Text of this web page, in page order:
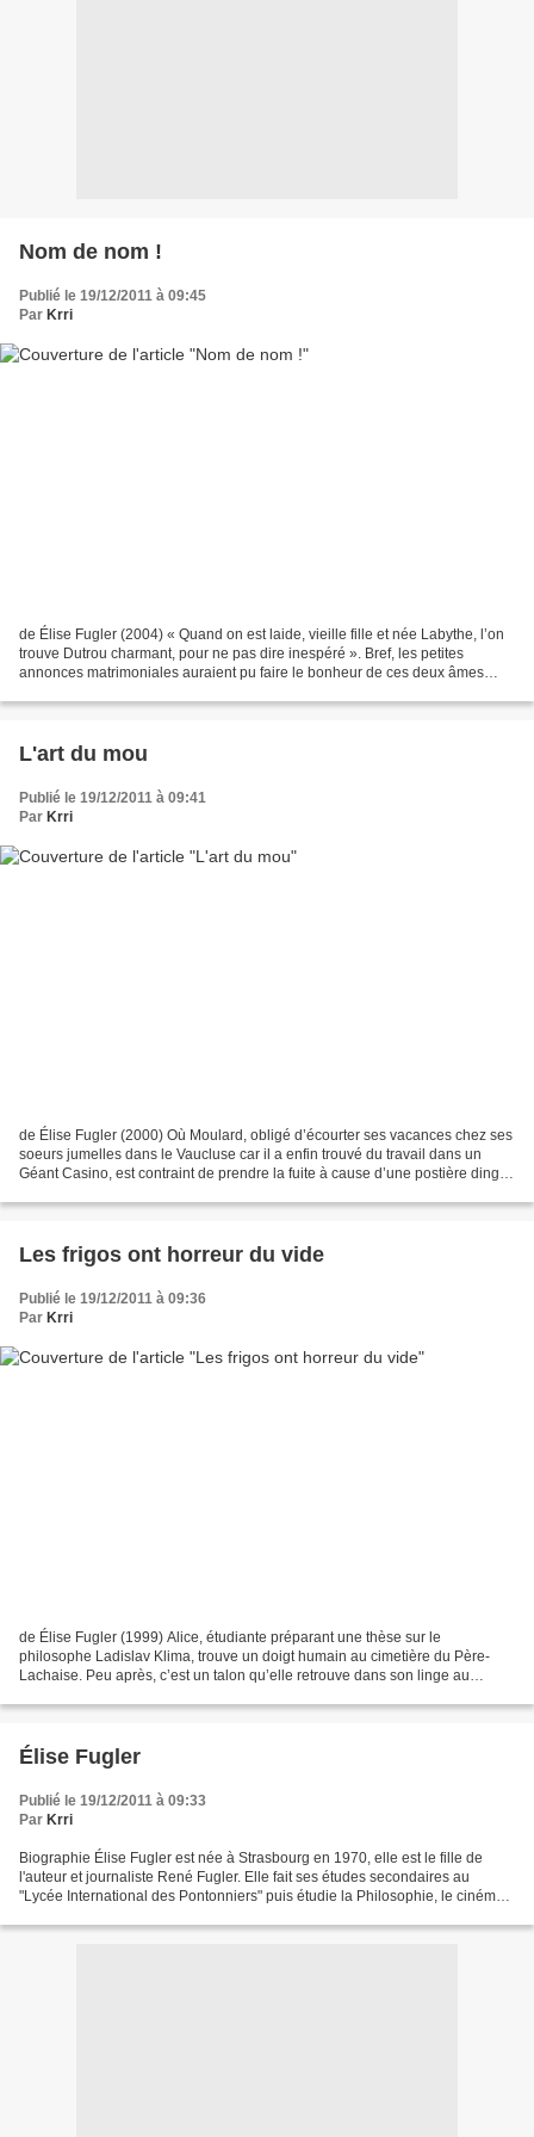
Nom de nom !
Publié le 19/12/2011 à 09:45
Par Krri
de Élise Fugler (2004) « Quand on est laide, vieille fille et née Labythe, l’on
trouve Dutrou charmant, pour ne pas dire inespéré ». Bref, les petites
annonces matrimoniales auraient pu faire le bonheur de ces deux âmes
L'art du mou
Publié le 19/12/2011 à 09:41
Par Krri
de Élise Fugler (2000) Où Moulard, obligé d’écourter ses vacances chez ses
soeurs jumelles dans le Vaucluse car il a enfin trouvé du travail dans un
Géant Casino, est contraint de prendre la fuite à cause d’une postière dingo
Les frigos ont horreur du vide
Publié le 19/12/2011 à 09:36
Par Krri
de Élise Fugler (1999) Alice, étudiante préparant une thèse sur le
philosophe Ladislav Klima, trouve un doigt humain au cimetière du Père-
Lachaise. Peu après, c’est un talon qu’elle retrouve dans son linge au
Élise Fugler
Publié le 19/12/2011 à 09:33
Par Krri
Biographie Élise Fugler est née à Strasbourg en 1970, elle est le fille de
l'auteur et journaliste René Fugler. Elle fait ses études secondaires au
"Lycée International des Pontonniers" puis étudie la Philosophie, le cinéma,